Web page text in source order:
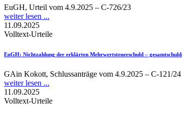
EuGH, Urteil vom 4.9.2025 – C-726/23
weiter lesen ...
11.09.2025
Volltext-Urteile
EuGH: Nichtzahlung der erklärten Mehrwertsteuerschuld –
GAin Kokott, Schlussanträge vom 4.9.2025 – C-121/24
weiter lesen ...
11.09.2025
Volltext-Urteile